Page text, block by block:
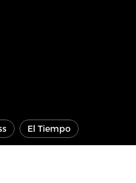
El Tiempo